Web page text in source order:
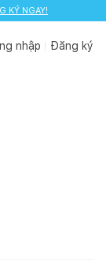
KÝ NGAY!
nhập Đăng ký